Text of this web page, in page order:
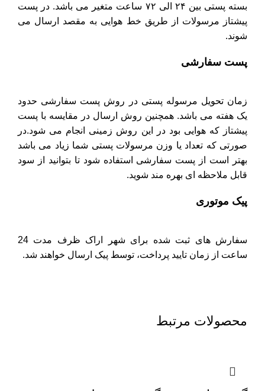
بسته پستی بین ۲۴ الی ۷۲ ساعت متغیر می باشد. در پست
پیشتاز مرسولات از طریق خط هوایی به مقصد ارسال می
شوند.
پست سفارشی
زمان تحویل مرسوله پستی در روش پست سفارشی حدود
یک هفته می باشد. همچنین روش ارسال در مقایسه با پست
پیشتاز که هوایی بود در این روش زمینی انجام می شود.در
صورتی که تعداد یا وزن مرسولات پستی شما زیاد می باشد
بهتر است از پست سفارشی استفاده شود تا بتوانید از سود
قابل ملاحظه ای بهره مند شوید.
پیک موتوری
سفارش های ثبت شده برای شهر اراک ظرف مدت 24
ساعت از زمان تایید پرداخت، توسط پیک ارسال خواهند شد.
محصولات مرتبط